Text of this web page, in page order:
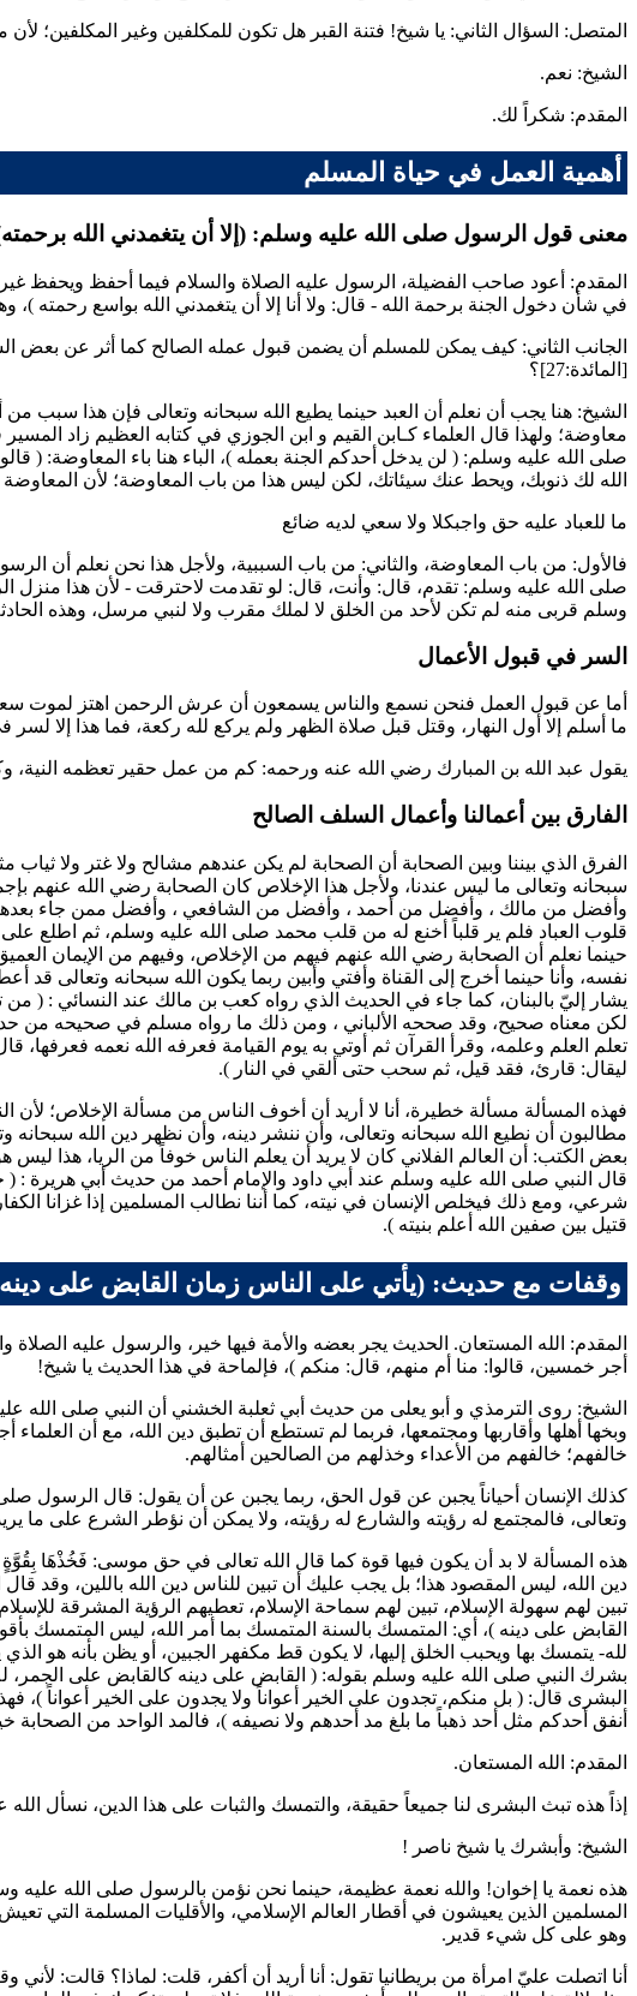
المتصل: السؤال الثاني: يا شيخ! فتنة القبر هل تكون للمكلفين وغير المكلفين؛
الشيخ: نعم.
المقدم: شكراً لك.
أهمية العمل في حياة المسلم
معنى قول الرسول صلى الله عليه وسلم: (إلا أن يتغمدني الله
المقدم: أعود صاحب الفضيلة، الرسول عليه الصلاة والسلام فيما أحفظ ويحفظ
في شأن دخول الجنة برحمة الله - قال: ولا أنا إلا أن يتغمدني الله بواسع رحمته )،
الجانب الثاني: كيف يمكن للمسلم أن يضمن قبول عمله الصالح كما أثر عن بعض
[المائدة:27]؟
الشيخ: هنا يجب أن نعلم أن العبد حينما يطيع الله سبحانه وتعالى فإن هذا
معاوضة؛ ولهذا قال العلماء كـابن القيم و ابن الجوزي في كتابه العظيم زاد
صلى الله عليه وسلم: ( لن يدخل أحدكم الجنة بعمله )، الباء هنا باء المعاوضة: (
الله لك ذنوبك، ويحط عنك سيئاتك، لكن ليس هذا من باب المعاوضة؛ لأن
ما للعباد عليه حق واجبكلا ولا سعي لديه ضائع
فالأول: من باب المعاوضة، والثاني: من باب السببية، ولأجل هذا نحن نعلم أن
صلى الله عليه وسلم: تقدم، قال: وأنت، قال: لو تقدمت لاحترقت - لأن هذا
وسلم قربى منه لم تكن لأحد من الخلق لا لملك مقرب ولا لنبي مرسل، وهذه
السر في قبول الأعمال
أما عن قبول العمل فنحن نسمع والناس يسمعون أن عرش الرحمن اهتز لموت
ما أسلم إلا أول النهار، وقتل قبل صلاة الظهر ولم يركع لله ركعة، فما هذا إلا
يقول عبد الله بن المبارك رضي الله عنه ورحمه: كم من عمل حقير تعظمه النية، وكم
الفارق بين أعمالنا وأعمال السلف الصالح
الفرق الذي بيننا وبين الصحابة أن الصحابة لم يكن عندهم مشالح ولا غتر ولا
سبحانه وتعالى ما ليس عندنا، ولأجل هذا الإخلاص كان الصحابة رضي الله
وأفضل من مالك ، وأفضل من أحمد ، وأفضل من الشافعي ، وأفضل ممن جاء
قلوب العباد فلم ير قلباً أخنع له من قلب محمد صلى الله عليه وسلم، ثم اطلع
حينما نعلم أن الصحابة رضي الله عنهم فيهم من الإخلاص، وفيهم من الإيمان
نفسه، وأنا حينما أخرج إلى القناة وأفتي وأبين ربما يكون الله سبحانه وتعالى
يشار إليّ بالبنان، كما جاء في الحديث الذي رواه كعب بن مالك عند النسائي : ( من
لكن معناه صحيح، وقد صححه الألباني ، ومن ذلك ما رواه مسلم في صحيحه من
تعلم العلم وعلمه، وقرأ القرآن ثم أوتي به يوم القيامة فعرفه الله نعمه
ليقال: قارئ، فقد قيل، ثم سحب حتى ألقي في النار ).
فهذه المسألة مسألة خطيرة، أنا لا أريد أن أخوف الناس من مسألة الإخلاص؛
مطالبون أن نطيع الله سبحانه وتعالى، وأن ننشر دينه، وأن نظهر دين الله
بعض الكتب: أن العالم الفلاني كان لا يريد أن يعلم الناس خوفاً من الريا، هذا
قال النبي صلى الله عليه وسلم عند أبي داود والإمام أحمد من حديث أبي هريرة : (
شرعي، ومع ذلك فيخلص الإنسان في نيته، كما أننا نطالب المسلمين إذا غزانا
قتيل بين صفين الله أعلم بنيته ).
وقفات مع حديث: (يأتي على الناس زمان القابض على
المقدم: الله المستعان. الحديث يجر بعضه والأمة فيها خير، والرسول عليه
أجر خمسين، قالوا: منا أم منهم، قال: منكم )، فإلماحة في هذا الحديث يا شيخ!
الشيخ: روى الترمذي و أبو يعلى من حديث أبي ثعلبة الخشني أن النبي صلى الله
وبخها أهلها وأقاربها ومجتمعها، فربما لم تستطع أن تطبق دين الله، مع أن
خالفهم؛ خالفهم من الأعداء وخذلهم من الصالحين أمثالهم.
كذلك الإنسان أحياناً يجبن عن قول الحق، ربما يجبن عن أن يقول: قال الرسول صلى
وتعالى، فالمجتمع له رؤيته والشارع له رؤيته، ولا يمكن أن نؤطر الشرع على ما
هذه المسألة لا بد أن يكون فيها قوة كما قال الله تعالى في حق موسى: فَخُذْهَا
دين الله، ليس المقصود هذا؛ بل يجب عليك أن تبين للناس دين الله باللين، وقد
تبين لهم سهولة الإسلام، تبين لهم سماحة الإسلام، تعطيهم الرؤية المشرقة
القابض على دينه )، أي: المتمسك بالسنة المتمسك بما أمر الله، ليس المتمسك
لله- يتمسك بها ويحبب الخلق إليها، لا يكون قط مكفهر الجبين، أو يظن بأنه هو
بشرك النبي صلى الله عليه وسلم بقوله: ( القابض على دينه كالقابض على
البشرى قال: ( بل منكم، تجدون على الخير أعواناً ولا يجدون على الخير أعواناً )،
أنفق أحدكم مثل أحد ذهباً ما بلغ مد أحدهم ولا نصيفه )، فالمد الواحد من
المقدم: الله المستعان.
إذاً هذه تبث البشرى لنا جميعاً حقيقة، والتمسك والثبات على هذا الدين، نسأل الله
الشيخ: وأبشرك يا شيخ ناصر !
هذه نعمة يا إخوان! والله نعمة عظيمة، حينما نحن نؤمن بالرسول صلى الله عليه
المسلمين الذين يعيشون في أقطار العالم الإسلامي، والأقليات المسلمة التي
وهو على كل شيء قدير.
أنا اتصلت عليّ امرأة من بريطانيا تقول: أنا أريد أن أكفر، قلت: لماذا؟ قالت: